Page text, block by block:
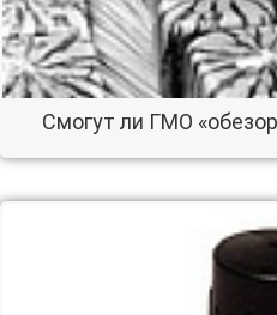
Смогут ли ГМО